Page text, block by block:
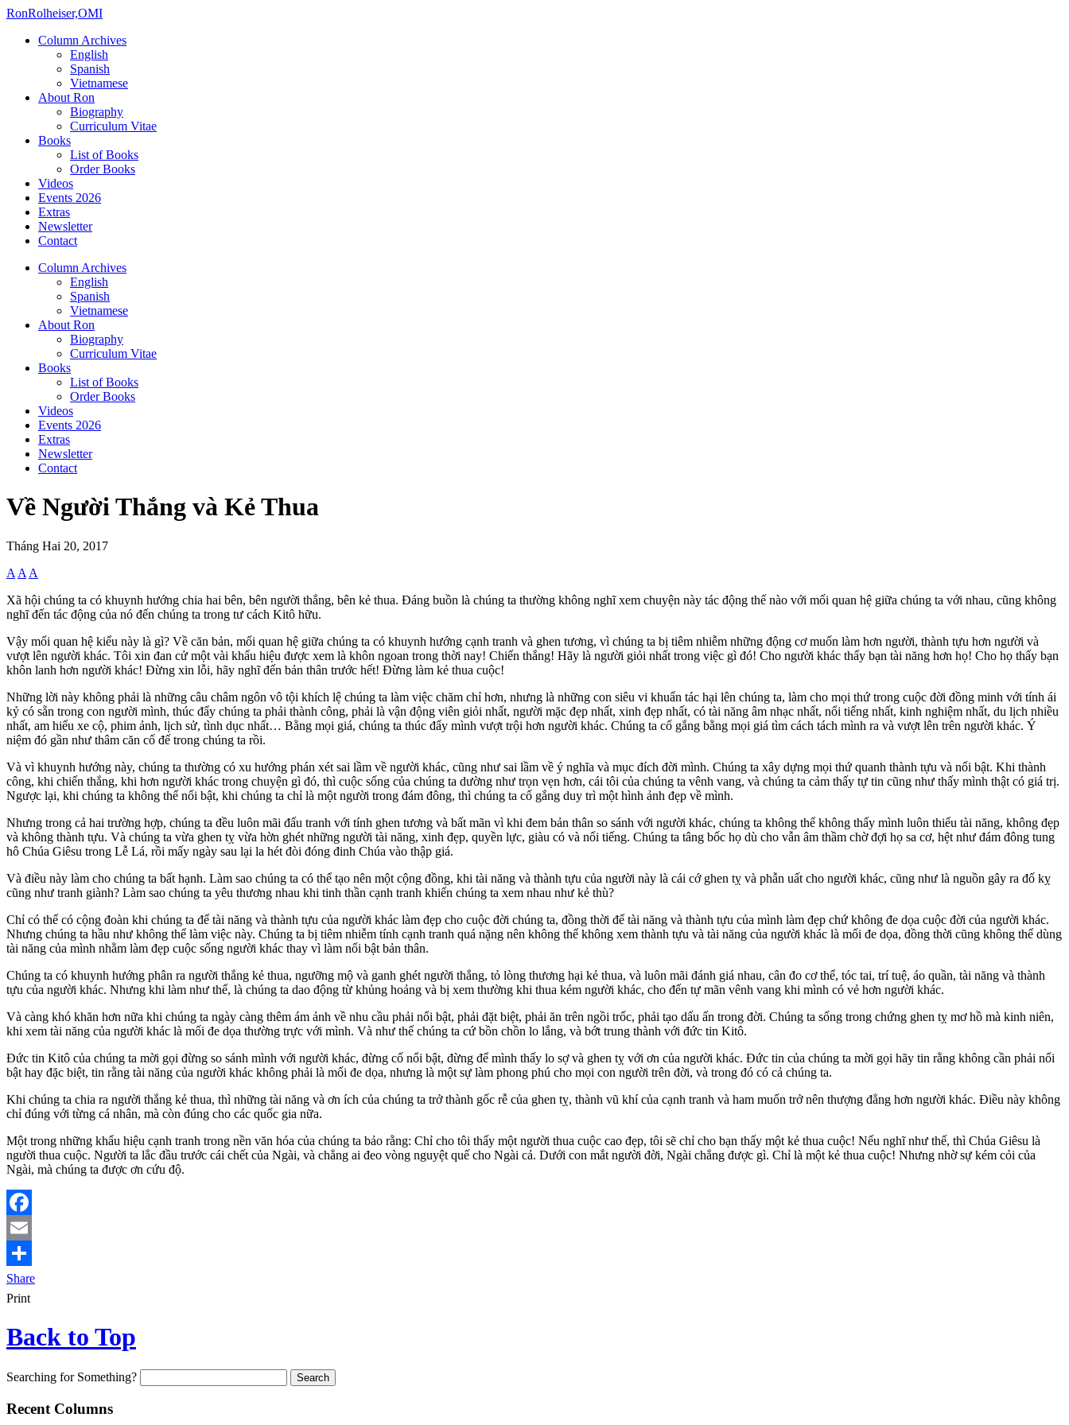
RonRolheiser,OMI
Column Archives
English
Spanish
Vietnamese
About Ron
Biography
Curriculum Vitae
Books
List of Books
Order Books
Videos
Events 2026
Extras
Newsletter
Contact
Column Archives
English
Spanish
Vietnamese
About Ron
Biography
Curriculum Vitae
Books
List of Books
Order Books
Videos
Events 2026
Extras
Newsletter
Contact
Về Người Thắng và Kẻ Thua
Tháng Hai 20, 2017
A A A
Xã hội chúng ta có khuynh hướng chia hai bên, bên người thắng, bên kẻ thua. Đáng buồn là chúng ta thường không nghĩ xem chuyện này tác động thế nào với mối quan hệ giữa chúng ta với nhau, cũng không
nghĩ đến tác động của nó đến chúng ta trong tư cách Kitô hữu.
Vậy mối quan hệ kiểu này là gì? Về căn bản, mối quan hệ giữa chúng ta có khuynh hướng cạnh tranh và ghen tương, vì chúng ta bị tiêm nhiễm những động cơ muốn làm hơn người, thành tựu hơn người và
vượt lên người khác. Tôi xin đan cử một vài khẩu hiệu được xem là khôn ngoan trong thời nay! Chiến thắng! Hãy là người giỏi nhất trong việc gì đó! Cho người khác thấy bạn tài năng hơn họ! Cho họ thấy bạn
khôn lanh hơn người khác! Đừng xin lỗi, hãy nghĩ đến bản thân trước hết! Đừng làm kẻ thua cuộc!
Những lời này không phải là những câu châm ngôn vô tội khích lệ chúng ta làm việc chăm chỉ hơn, nhưng là những con siêu vi khuẩn tác hại lên chúng ta, làm cho mọi thứ trong cuộc đời đồng minh với tính ái
kỷ có sẵn trong con người mình, thúc đẩy chúng ta phải thành công, phải là vận động viên giỏi nhất, người mặc đẹp nhất, xinh đẹp nhất, có tài năng âm nhạc nhất, nổi tiếng nhất, kinh nghiệm nhất, du lịch nhiều
nhất, am hiểu xe cộ, phim ảnh, lịch sử, tình dục nhất… Bằng mọi giá, chúng ta thúc đẩy mình vượt trội hơn người khác. Chúng ta cố gắng bằng mọi giá tìm cách tách mình ra và vượt lên trên người khác. Ý
niệm đó gần như thâm căn cố đế trong chúng ta rồi.
Và vì khuynh hướng này, chúng ta thường có xu hướng phán xét sai lầm về người khác, cũng như sai lầm về ý nghĩa và mục đích đời mình. Chúng ta xây dựng mọi thứ quanh thành tựu và nổi bật. Khi thành
công, khi chiến thắng, khi hơn người khác trong chuyện gì đó, thì cuộc sống của chúng ta dường như trọn vẹn hơn, cái tôi của chúng ta vênh vang, và chúng ta cảm thấy tự tin cũng như thấy mình thật có giá trị.
Ngược lại, khi chúng ta không thể nổi bật, khi chúng ta chỉ là một người trong đám đông, thì chúng ta cố gắng duy trì một hình ảnh đẹp về mình.
Nhưng trong cả hai trường hợp, chúng ta đều luôn mãi đấu tranh với tính ghen tương và bất mãn vì khi đem bản thân so sánh với người khác, chúng ta không thể không thấy mình luôn thiếu tài năng, không đẹp
và không thành tựu. Và chúng ta vừa ghen tỵ vừa hờn ghét những người tài năng, xinh đẹp, quyền lực, giàu có và nổi tiếng. Chúng ta tâng bốc họ dù cho vẫn âm thầm chờ đợi họ sa cơ, hệt như đám đông tung
hô Chúa Giêsu trong Lễ Lá, rồi mấy ngày sau lại la hét đòi đóng đinh Chúa vào thập giá.
Và điều này làm cho chúng ta bất hạnh. Làm sao chúng ta có thể tạo nên một cộng đồng, khi tài năng và thành tựu của người này là cái cớ ghen tỵ và phẫn uất cho người khác, cũng như là nguồn gây ra đố kỵ
cũng như tranh giành? Làm sao chúng ta yêu thương nhau khi tinh thần cạnh tranh khiến chúng ta xem nhau như kẻ thù?
Chỉ có thể có cộng đoàn khi chúng ta để tài năng và thành tựu của người khác làm đẹp cho cuộc đời chúng ta, đồng thời để tài năng và thành tựu của mình làm đẹp chứ không đe dọa cuộc đời của người khác.
Nhưng chúng ta hầu như không thể làm việc này. Chúng ta bị tiêm nhiễm tính cạnh tranh quá nặng nên không thể không xem thành tựu và tài năng của người khác là mối đe dọa, đồng thời cũng không thể dùng
tài năng của mình nhằm làm đẹp cuộc sống người khác thay vì làm nổi bật bản thân.
Chúng ta có khuynh hướng phân ra người thắng kẻ thua, ngưỡng mộ và ganh ghét người thắng, tỏ lòng thương hại kẻ thua, và luôn mãi đánh giá nhau, cân đo cơ thể, tóc tai, trí tuệ, áo quần, tài năng và thành
tựu của người khác. Nhưng khi làm như thế, là chúng ta dao động từ khủng hoảng và bị xem thường khi thua kém người khác, cho đến tự mãn vênh vang khi mình có vẻ hơn người khác.
Và càng khó khăn hơn nữa khi chúng ta ngày càng thêm ám ảnh về nhu cầu phải nổi bật, phải đặt biệt, phải ăn trên ngồi trốc, phải tạo dấu ấn trong đời. Chúng ta sống trong chứng ghen tỵ mơ hồ mà kinh niên,
khi xem tài năng của người khác là mối đe dọa thường trực với mình. Và như thế chúng ta cứ bồn chồn lo lắng, và bớt trung thành với đức tin Kitô.
Đức tin Kitô của chúng ta mời gọi đừng so sánh mình với người khác, đừng cố nổi bật, đừng để mình thấy lo sợ và ghen tỵ với ơn của người khác. Đức tin của chúng ta mời gọi hãy tin rằng không cần phải nổi
bật hay đặc biệt, tin rằng tài năng của người khác không phải là mối đe dọa, nhưng là một sự làm phong phú cho mọi con người trên đời, và trong đó có cả chúng ta.
Khi chúng ta chia ra người thắng kẻ thua, thì những tài năng và ơn ích của chúng ta trở thành gốc rễ của ghen tỵ, thành vũ khí của cạnh tranh và ham muốn trở nên thượng đẳng hơn người khác. Điều này không
chỉ đúng với từng cá nhân, mà còn đúng cho các quốc gia nữa.
Một trong những khẩu hiệu cạnh tranh trong nền văn hóa của chúng ta bảo rằng: Chỉ cho tôi thấy một người thua cuộc cao đẹp, tôi sẽ chỉ cho bạn thấy một kẻ thua cuộc! Nếu nghĩ như thế, thì Chúa Giêsu là
người thua cuộc. Người ta lắc đầu trước cái chết của Ngài, và chẳng ai đeo vòng nguyệt quế cho Ngài cả. Dưới con mắt người đời, Ngài chẳng được gì. Chỉ là một kẻ thua cuộc! Nhưng nhờ sự kém cỏi của
Ngài, mà chúng ta được ơn cứu độ.
Facebook
Email
Share
Print
Back to Top
Searching for Something?
Recent Columns